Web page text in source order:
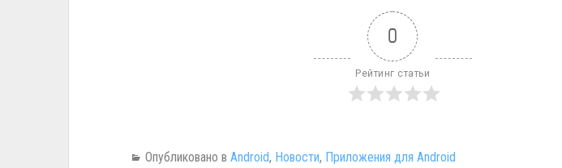
0
Рейтинг статьи
Опубликовано в Android, Новости, Приложения для Android